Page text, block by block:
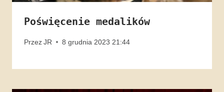
Poświęcenie medalików
PrzezJR 8 grudnia 2023 21:44